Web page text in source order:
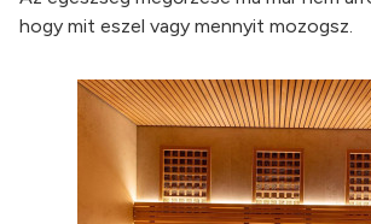
hogy mit eszel vagy mennyit mozogsz.